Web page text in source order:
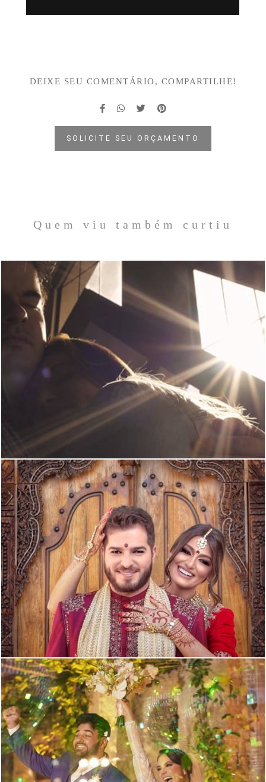
DEIXE SEU COMENTÁRIO, COMPARTILHE!
SOLICITE SEU ORÇAMENTO
Quem viu também curtiu
2774 0
2716 0
2527 0